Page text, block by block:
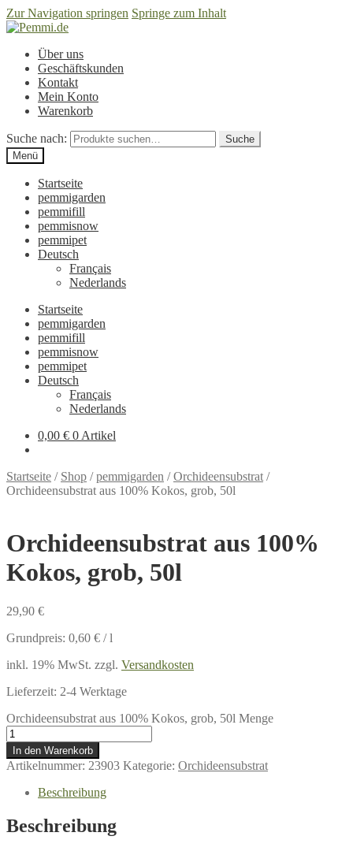
Zur Navigation springen Springe zum Inhalt
Über uns
Geschäftskunden
Kontakt
Mein Konto
Warenkorb
Suche nach:
Suche
Menü
Startseite
pemmigarden
pemmifill
pemmisnow
pemmipet
Deutsch
Français
Nederlands
Startseite
pemmigarden
pemmifill
pemmisnow
pemmipet
Deutsch
Français
Nederlands
0,00 € 0 Artikel
Startseite / Shop /pemmigarden /Orchideensubstrat /
Orchideensubstrat aus 100% Kokos, grob, 50l
Orchideensubstrat aus 100%
Kokos, grob, 50l
29,90 €
Grundpreis: 0,60 € /l
inkl. 19% MwSt. zzgl. Versandkosten
Lieferzeit: 2-4 Werktage
Orchideensubstrat aus 100% Kokos, grob, 50l Menge
In den Warenkorb
Artikelnummer: 23903 Kategorie: Orchideensubstrat
Beschreibung
Beschreibung